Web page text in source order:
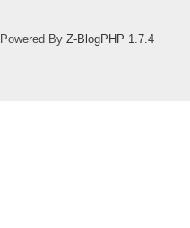
Powered By Z-BlogPHP 1.7.4